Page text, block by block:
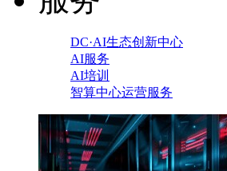
DC·AI生态创新中心
AI服务
AI培训
智算中心运营服务